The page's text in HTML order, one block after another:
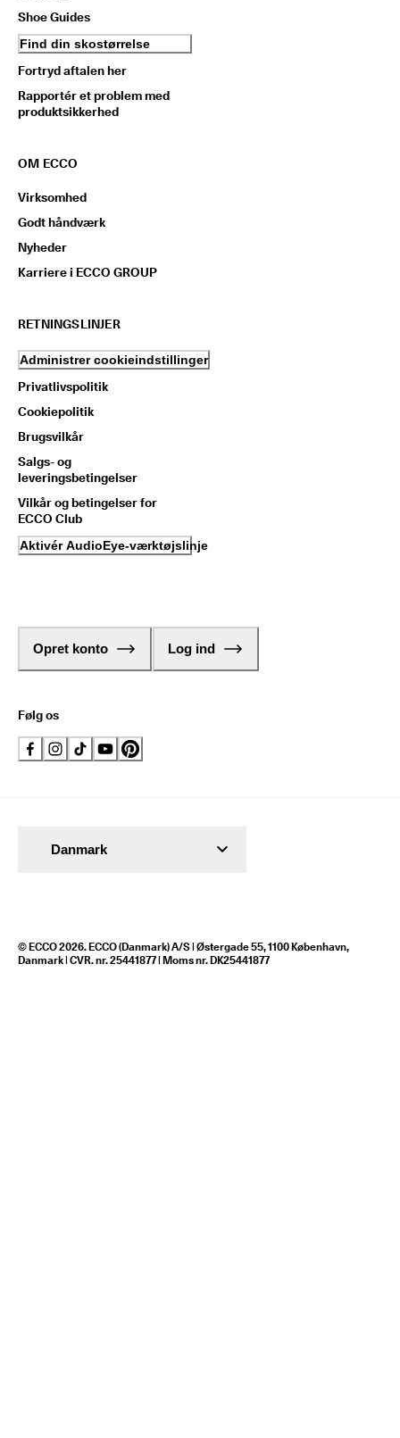
Shoe Guides
Find din skostørrelse
Fortryd aftalen her
Rapportér et problem med
produktsikkerhed
OM ECCO
Virksomhed
Godt håndværk
Nyheder
Karriere i ECCO GROUP
RETNINGSLINJER
Administrer cookieindstillinger
Privatlivspolitik
Cookiepolitik
Brugsvilkår
Salgs- og
leveringsbetingelser
Vilkår og betingelser for
ECCO Club
Aktivér AudioEye-værktøjslinje
Opret konto Log ind
Følg os
© ECCO 2026. ECCO (Danmark) A/S | Østergade 55, 1100 København,
Danmark | CVR. nr. 25441877 | Moms nr. DK25441877
Danmark